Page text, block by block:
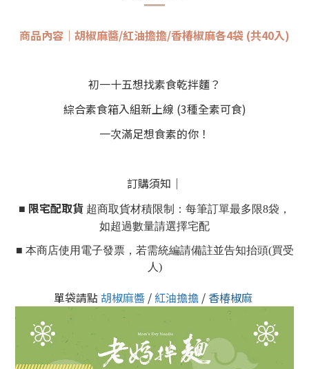
商品內容｜ 胡椒麻醬/紅油擔擔/香椿椒麻各4袋 (共40入)
初一十五想找素食乾拌麵？
綜合素食箱入組新上線 (3種全素可食)
一次滿足想食素的你！
訂購須知｜
■ 限宅配取貨 超商取貨材積限制：每筆訂單最多限8袋，
如超過數量請選擇宅配
■ 本商店使用電子發票，若需統編請備註並告知抬頭(買受
人)
單袋請點 胡椒麻醬 /紅油擔擔 / 香椿椒麻